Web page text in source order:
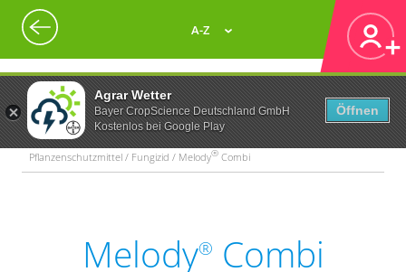
Agrar Wetter
Bayer CropScience Deutschland GmbH
Kostenlos bei Google Play
Öffnen
A-Z
Pflanzenschutzmittel / Fungizid / Melody® Combi
Melody® Combi